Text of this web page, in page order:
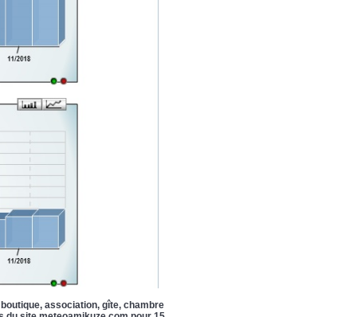
association, gîte, chambre